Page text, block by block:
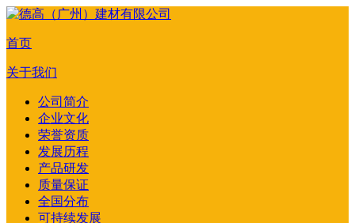
首页
关于我们
公司简介
企业文化
荣誉资质
发展历程
产品研发
质量保证
全国分布
可持续发展